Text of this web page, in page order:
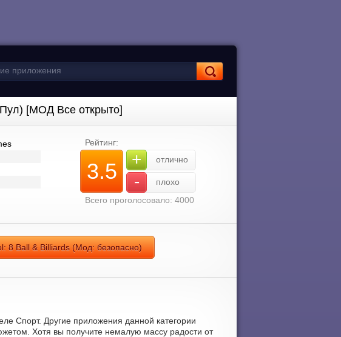
[МОД Все открыто]
Рейтинг:
3.5 + отлично
-
плохо
Всего проголосовало: 4000
8 Ball & Billiards (Мод: безопасно)
Спорт. Другие приложения данной категории
Хотя вы получите немалую массу радости от